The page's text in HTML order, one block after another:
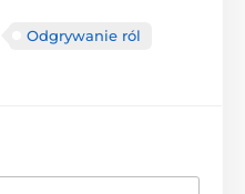
Odgrywanie ról